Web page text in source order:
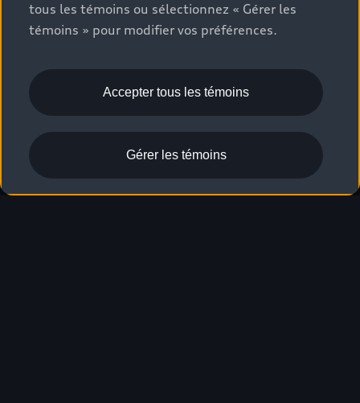
tous les témoins ou sélectionnez « Gérer les
témoins » pour modifier vos préférences.
Accepter tous les témoins
Gérer les témoins